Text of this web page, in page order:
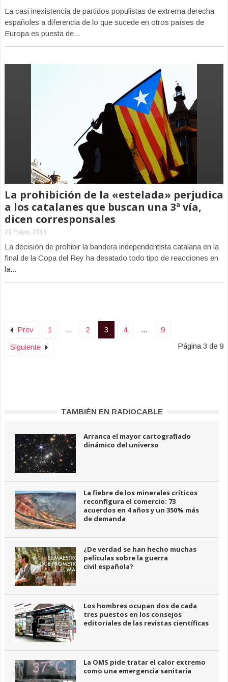
La casi inexistencia de partidos populistas de extrema derecha
españoles a diferencia de lo que sucede en otros países de
Europa es puesta de...
La prohibición de la «estelada» perjudica
a los catalanes que buscan una 3ª vía,
dicen corresponsales
20 mayo, 2016
La decisión de prohibir la bandera independentista catalana en la
final de la Copa del Rey ha desatado todo tipo de reacciones en
la...
Prev 1 ... 2 3 4 ...
9
Siguiente
Página 3 de 9
TAMBIÉN EN RADIOCABLE
Arranca el mayor cartografiado
dinámico del universo
La fiebre de los minerales críticos
reconfigura el comercio: 73
acuerdos en 4 años y un 350% más
de demanda
¿De verdad se han hecho muchas
películas sobre la guerra
civil española?
Los hombres ocupan dos de cada
tres puestos en los consejos
editoriales de las revistas científicas
La OMS pide tratar el calor extremo
como una emergencia sanitaria